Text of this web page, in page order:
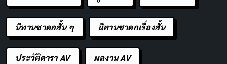
นิทานชาดกสั้น ๆ นิทานชาดกเรื่องสั้น
ประวัติดารา AV ผลงาน AV